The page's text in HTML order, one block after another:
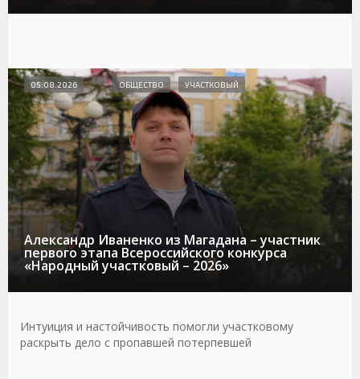
Александр Иваненко из Магадана – участник
первого этапа Всероссийского конкурса
«Народный участковый – 2026»
05.08.2026 ОБЩЕСТВО УЧАСТКОВЫЙ
Интуиция и настойчивость помогли участковому
раскрыть дело с пропавшей потерпевшей